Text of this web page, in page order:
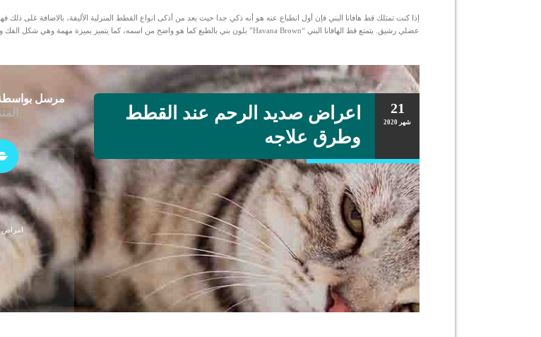
إذا كنت تمتلك قط هافانا البني فإن أول انطباع عنه هو أنه ذكي جدا حيث يعد من أذكى انواع القطط المنزلية الأليفة، بالاضافة غلى
عضلي رشيق. يتمتع قط الهافانا البني “Havana Brown” بلون بني بالطبع كما هو واضح من اسمه، كما يتميز بميزة مهمة وهي شكل الفك والوجه […]
21
شهر 2020
اعراض صديد الرحم عند القطط
وطرق علاجه
مرسل
امراض